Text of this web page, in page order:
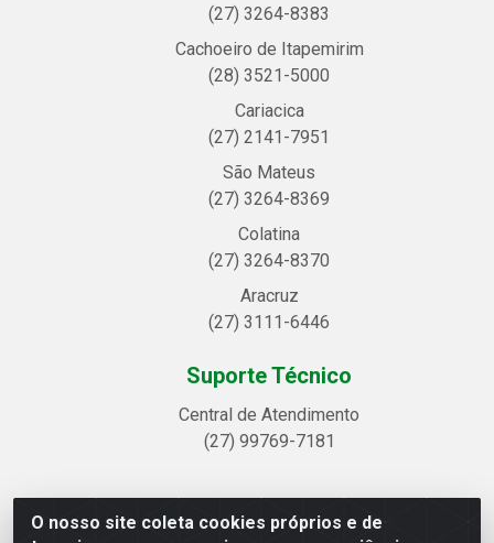
O nosso site coleta cookies próprios e de
(27) 3264-8383
Cachoeiro de Itapemirim
(28) 3521-5000
Cariacica
(27) 2141-7951
São Mateus
(27) 3264-8369
Colatina
(27) 3264-8370
Aracruz
(27) 3111-6446
Suporte Técnico
Central de Atendimento
(27) 99769-7181
Linhavix Distribuidora LTDA - Avenida Alegre, 2521 -